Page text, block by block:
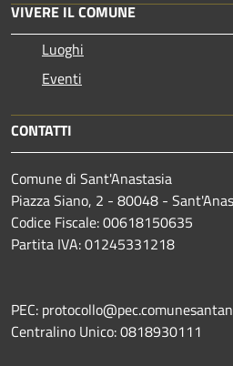
VIVERE IL COMUNE
Luoghi
Eventi
CONTATTI
Comune di Sant'Anastasia
Piazza Siano, 2 - 80048 -
Codice Fiscale: 00618150635
Partita IVA: 01245331218
PEC:
Centralino Unico: 0818930111